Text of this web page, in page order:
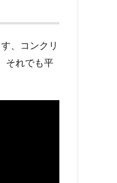
、コンクリ
それでも平